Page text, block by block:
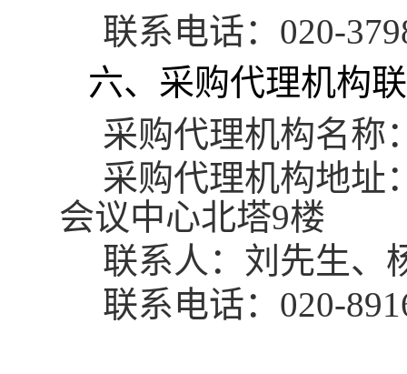
联系电话： 020-
六、采购代理机构
采购代理机构名称
采购代理机构地址
会议中心北塔9楼
联系人：刘先生、
联系电话： 020-